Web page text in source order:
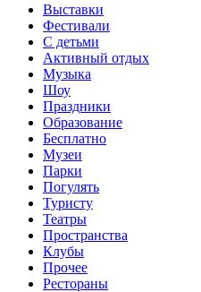
Выставки
Фестивали
С детьми
Активный отдых
Музыка
Шоу
Праздники
Образование
Бесплатно
Музеи
Парки
Погулять
Туристу
Театры
Пространства
Клубы
Прочее
Рестораны